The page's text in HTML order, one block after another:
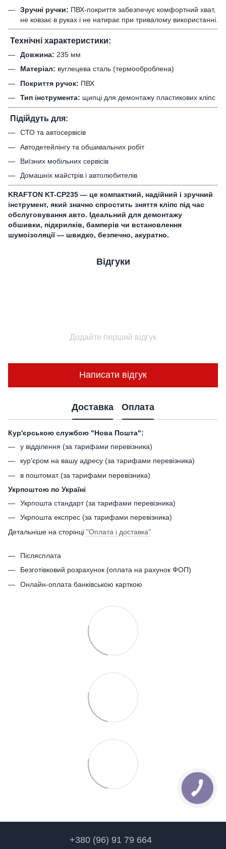
Зручні ручки: ПВХ-покриття забезпечує комфортний хват,
не ковзає в руках і не натирає при тривалому використанні.
Технічні характеристики:
Довжина: 235 мм
Матеріал: вуглецева сталь (термооброблена)
Покриття ручок: ПВХ
Тип інструмента: щипці для демонтажу пластикових кліпс
Підійдуть для:
СТО та автосервісів
Автодетейлінгу та обшивальних робіт
Виїзних мобільних сервісів
Домашніх майстрів і автолюбителів
KRAFTON KT-CP235 — це компактний, надійний і зручний
інструмент, який значно спростить зняття кліпс під час
обслуговування авто. Ідеальний для демонтажу
обшивки, підкрилків, бамперів чи встановлення
шумоізоляції — швидко, безпечно, акуратно.
Відгуки
Додайте перший відгук
Написати відгук
Доставка Оплата
Кур'єрською службою "Нова Пошта":
у відділення (за тарифами перевізника)
кур’єром на вашу адресу (за тарифами перевізника)
в поштомат (за тарифами перевізника)
Укрпоштою по Україні
Укрпошта стандарт (за тарифами перевізника)
Укрпошта експрес (за тарифами перевізника)
Детальніше на сторінці "Оплата і доставка"
Післясплата
Безготівковий розрахунок (оплата на рахунок ФОП)
Онлайн-оплата банківською карткою
+380 (96) 91 79 664